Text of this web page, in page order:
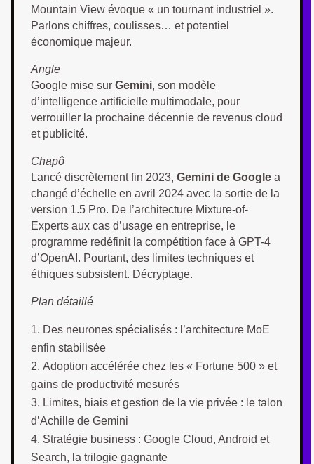
Mountain View évoque « un tournant industriel ».
Parlons chiffres, coulisses… et potentiel
économique majeur.
Angle
Google mise sur Gemini, son modèle
d’intelligence artificielle multimodale, pour
verrouiller la prochaine décennie de revenus cloud
et publicité.
Chapô
Lancé discrètement fin 2023, Gemini de Google a
changé d’échelle en avril 2024 avec la sortie de la
version 1.5 Pro. De l’architecture Mixture-of-
Experts aux cas d’usage en entreprise, le
programme redéfinit la compétition face à GPT-4
d’OpenAI. Pourtant, des limites techniques et
éthiques subsistent. Décryptage.
Plan détaillé
Des neurones spécialisés : l’architecture MoE
enfin stabilisée
Adoption accélérée chez les « Fortune 500 » et
gains de productivité mesurés
Limites, biais et gestion de la vie privée : le talon
d’Achille de Gemini
Stratégie business : Google Cloud, Android et
Search, la trilogie gagnante